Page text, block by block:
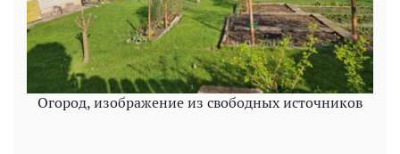
Огород, изображение из свободных источников